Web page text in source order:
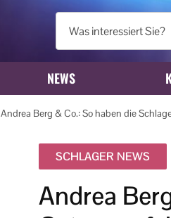
NEWS
Andrea Berg & Co.: So haben die
SCHLAGER NEWS
Andrea